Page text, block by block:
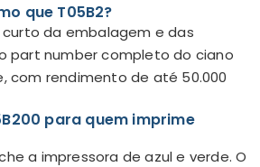
que T05B2?
curto da embalagem e das
part number completo do ciano
com rendimento de até 50.000
para quem imprime
a impressora de azul e verde. O